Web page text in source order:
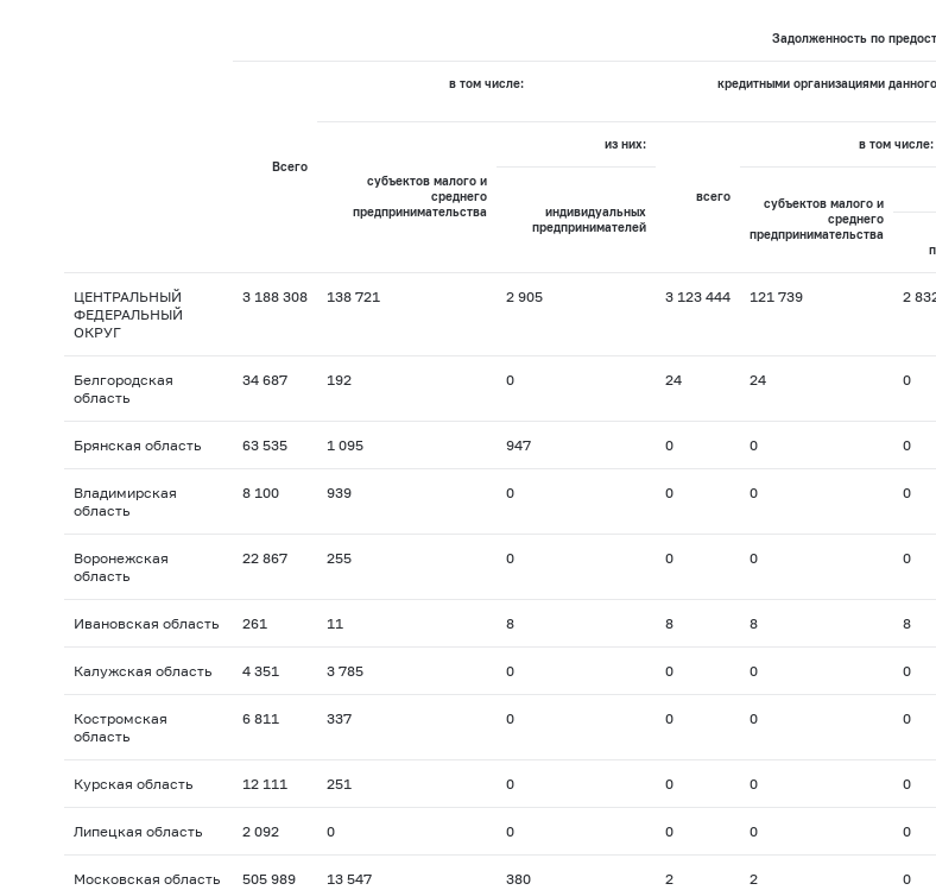
Задолженность по
Всего
в том числе: кредитными организациями
субъектов малого и
среднего
предпринимательства
из них:
всего
в том числе:
индивидуальных
предпринимателей
субъектов малого и
среднего
предпринимательства
ЦЕНТРАЛЬНЫЙ
ФЕДЕРАЛЬНЫЙ
ОКРУГ
3 188 308 138 721 2 905 3 123 444 121 739 2
Белгородская
область
34 687 192 0 24 24 0
Брянская область 63 535 1 095 947 0 0 0
Владимирская
область
8 100 939 0 0 0 0
Воронежская
область
22 867 255 0 0 0 0
Ивановская область 261 11 8 8 8 8
Калужская область 4 351 3 785 0 0 0 0
Костромская
область
6 811 337 0 0 0 0
Курская область 12 111 251 0 0 0 0
Липецкая область 2 092 0 0 0 0 0
Московская область 505 989 13 547 380 2 2 0